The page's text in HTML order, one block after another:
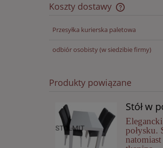
Koszty dostawy
Cena nie
Przesyłka kurierska paletowa
odbiór osobisty(w siedzibie firmy)
Produkty powiązane
Stół w
połysku.